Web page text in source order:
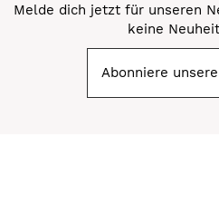
Melde dich jetzt für unseren
keine
Abonniere